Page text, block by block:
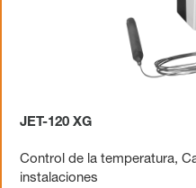
JET-120 XG
Control de la temperatura,
instalaciones